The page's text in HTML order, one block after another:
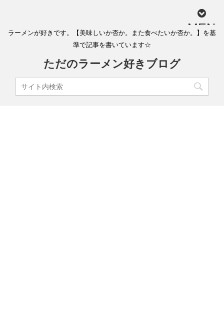
MEN
ラーメンが好きです。【美味しいか否か。また食べたいか否か。】を基
準で記事を書いています☆
ただのラーメン好きブログ